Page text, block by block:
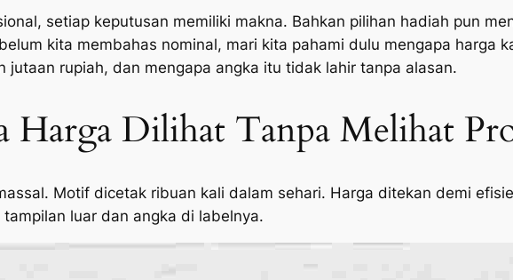
setiap keputusan memiliki makna. Bahkan pilihan hadiah pun
kita membahas nominal, mari kita pahami dulu mengapa harga
rupiah, dan mengapa angka itu tidak lahir tanpa alasan.
Harga Dilihat Tanpa Melihat
Motif dicetak ribuan kali dalam sehari. Harga ditekan demi
luar dan angka di labelnya.